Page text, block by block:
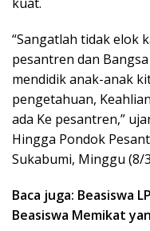
“Sangatlah tidak elok
pesantren dan
mendidik anak-anak
pengetahuan,
ada Ke pesantren,”
Hingga Pondok
Sukabumi, Minggu (8/
Baca juga: Beasiswa
Beasiswa Memikat